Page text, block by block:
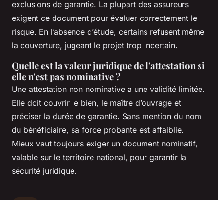
exclusions de garantie. La plupart des assureurs
exigent ce document pour évaluer correctement le
risque. En l’absence d’étude, certains refusent même
la couverture, jugeant le projet trop incertain.
Quelle est la valeur juridique de l'attestation si
elle n'est pas nominative ?
Une attestation non nominative a une validité limitée.
Elle doit couvrir le bien, le maître d’ouvrage et
préciser la durée de garantie. Sans mention du nom
du bénéficiaire, sa force probante est affaiblie.
Mieux vaut toujours exiger un document nominatif,
valable sur le territoire national, pour garantir la
sécurité juridique.